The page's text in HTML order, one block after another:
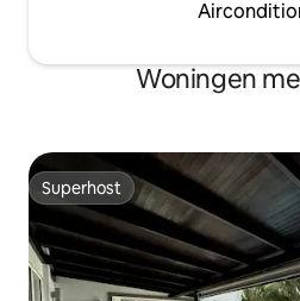
Woningen
Superhost
Superhost